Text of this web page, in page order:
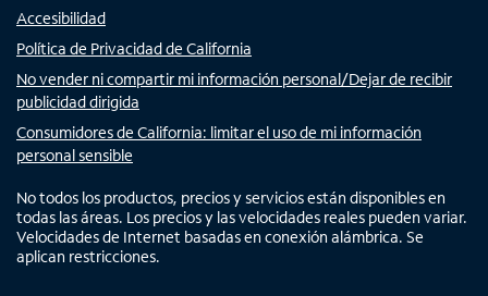
Accesibilidad
Política de Privacidad de California
No vender ni compartir mi información personal/Dejar de recibir
publicidad dirigida
Consumidores de California: limitar el uso de mi información
personal sensible
No todos los productos, precios y servicios están disponibles en
todas las áreas. Los precios y las velocidades reales pueden variar.
Velocidades de Internet basadas en conexión alámbrica. Se
aplican restricciones.